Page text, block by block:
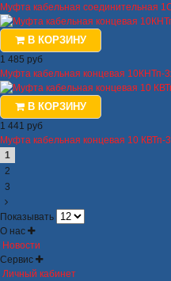
Муфта кабельная соединительная
В КОРЗИНУ
1 485 руб
Муфта кабельная концевая 10КНТп-
В КОРЗИНУ
1 441 руб
Муфта кабельная концевая 10 КВТп-
1
2
3
Показывать
О нас
Новости
Сервис
Личный кабинет